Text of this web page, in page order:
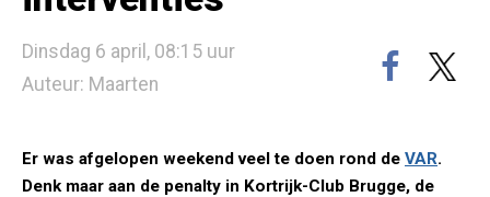
Dinsdag 6 april, 08:15 uur
Auteur: Maarten
Er was afgelopen weekend veel te doen rond de VAR.
Denk maar aan de penalty in Kortrijk-Club Brugge, de